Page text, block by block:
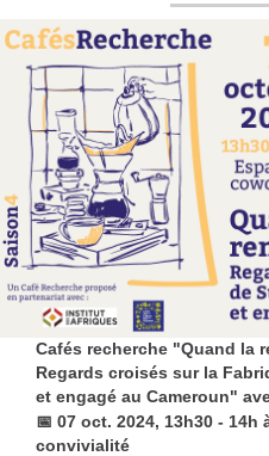
Cafés recherche "Quand la
Regards croisés sur la
et engagé au Cameroun"
📅 07 oct. 2024, 13h30 - 14h
convivialité